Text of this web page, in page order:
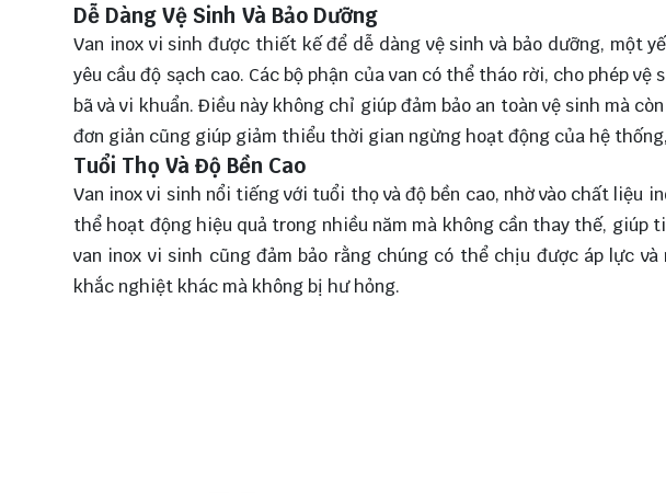
Dễ Dàng Vệ Sinh Và Bảo Dưỡng
Van inox vi sinh được thiết kế để dễ dàng vệ sinh và bảo dưỡng, một
yêu cầu độ sạch cao. Các bộ phận của van có thể tháo rời, cho phép
bã và vi khuẩn. Điều này không chỉ giúp đảm bảo an toàn vệ sinh mà
đơn giản cũng giúp giảm thiểu thời gian ngừng hoạt động của hệ
Tuổi Thọ Và Độ Bền Cao
Van inox vi sinh nổi tiếng với tuổi thọ và độ bền cao, nhờ vào chất liệu
thể hoạt động hiệu quả trong nhiều năm mà không cần thay thế, giúp
van inox vi sinh cũng đảm bảo rằng chúng có thể chịu được áp lực
khắc nghiệt khác mà không bị hư hỏng.